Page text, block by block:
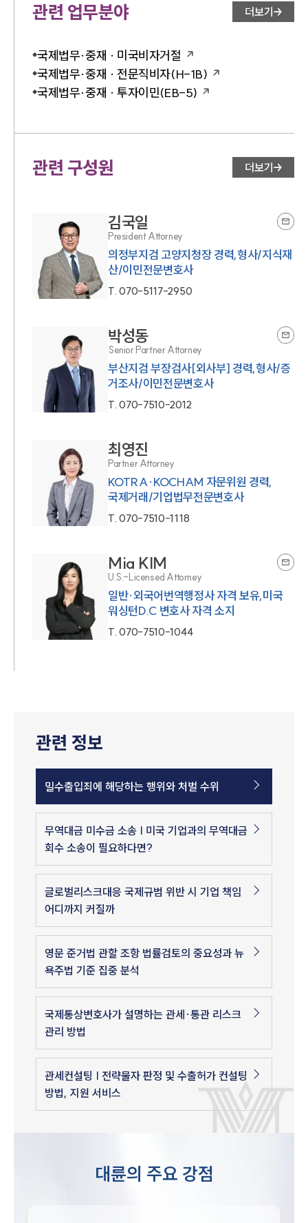
관련 업무분야 더보기
국제법무·중재 · 미국비자거절
국제법무·중재 · 전문직비자(H-1B)
국제법무·중재 · 투자이민(EB-5)
관련 구성원 더보기
김국일
President Attorney
의정부지검 고양지청장 경력,형사/지식재
산/이민전문변호사
T.070-5117-2950
박성동
Senior Partner Attorney
부산지검 부장검사[외사부] 경력,형사/증
거조사/이민전문변호사
T.070-7510-2012
최영진
Partner Attorney
KOTRA·KOCHAM 자문위원 경력,
국제거래/기업법무전문변호사
T.070-7510-1118
Mia KIM
U.S.-Licensed Attorney
일반·외국어번역행정사 자격 보유,미국
워싱턴D.C 변호사 자격 소지
T.070-7510-1044
관련 정보
밀수출입죄에 해당하는 행위와 처벌 수위
무역대금 미수금 소송 | 미국 기업과의 무역대금
회수 소송이 필요하다면?
글로벌리스크대응 국제규범 위반 시 기업 책임
어디까지 커질까
영문 준거법 관할 조항 법률검토의 중요성과 뉴
욕주법 기준 집중 분석
국제통상변호사가 설명하는 관세·통관 리스크
관리 방법
관세컨설팅 | 전략물자 판정 및 수출허가 컨설팅
방법, 지원 서비스
대륜의 주요 강점